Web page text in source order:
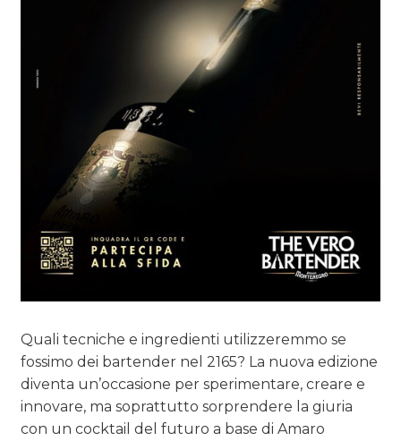
Quali tecniche e ingredienti utilizzeremmo se
fossimo dei bartender nel 2165? La nuova edizione
diventa un’occasione per sperimentare, creare e
innovare, ma soprattutto sorprendere la giuria
con un cocktail del futuro a base di Amaro